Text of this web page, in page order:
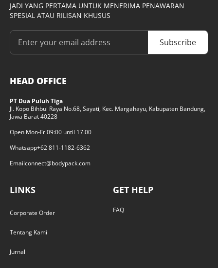
JADI YANG PERTAMA UNTUK MENERIMA PENAWARAN
SPESIAL ATAU RILISAN KHUSUS
Subscribe
HEAD OFFICE
PT Dua Puluh Tiga
Jl. Kopo Bihbul Raya No.68, Sayati, Kec. Margahayu, Kabupaten Bandung,
Jawa Barat 40228
Open Mon-Fri09:00 until 17.00
Whatsapp+62 811-1182-6362
Emailconnect@bodypack.com
LINKS
Corporate Order
Tentang Kami
Jurnal
GET HELP
FAQ